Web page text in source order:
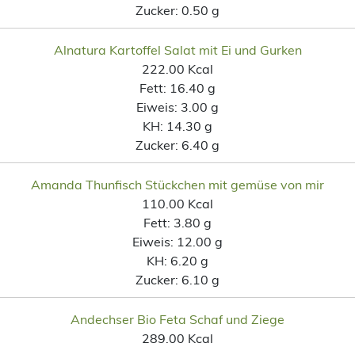
Zucker: 0.50 g
Alnatura Kartoffel Salat mit Ei und Gurken
222.00 Kcal
Fett: 16.40 g
Eiweis: 3.00 g
KH: 14.30 g
Zucker: 6.40 g
Amanda Thunfisch Stückchen mit gemüse von mir
110.00 Kcal
Fett: 3.80 g
Eiweis: 12.00 g
KH: 6.20 g
Zucker: 6.10 g
Andechser Bio Feta Schaf und Ziege
289.00 Kcal